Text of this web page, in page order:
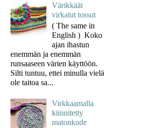
Värikkäät
virkatut tossut
( The same in
English ) Koko
ajan ihastun
enemmän ja enemmän
runsaaseen värien käyttöön.
Silti tuntuu, ettei minulla vielä
ole taitoa sa...
Virkkaamalla
kiinnitetty
matonkude